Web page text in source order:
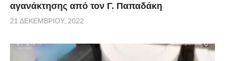
αγανάκτησης από τον Γ. Παπαδάκη
21 ΔΕΚΕΜΒΡΊΟΥ, 2022